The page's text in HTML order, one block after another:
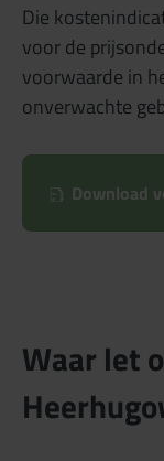
Die
voor de
voorwaarde in
onverwachte
Download
Waar let